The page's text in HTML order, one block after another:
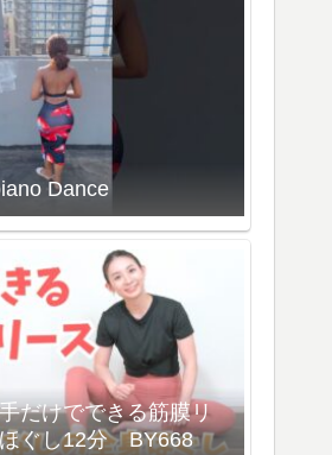
Dance
だけでできる筋膜リ
ぐし12分 BY668